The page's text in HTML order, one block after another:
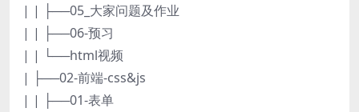
| | ├──05_大家问题及作业
| | ├──06-预习
| | └──html视频
| ├──02-前端-css&js
| | ├──01-表单